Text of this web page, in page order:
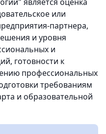
или
партнера,
и уровня
и
готовности к
профессиональных
требованиям
и образовательной